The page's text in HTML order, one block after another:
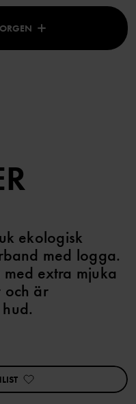
ekologisk
med logga.
extra mjuka
och är